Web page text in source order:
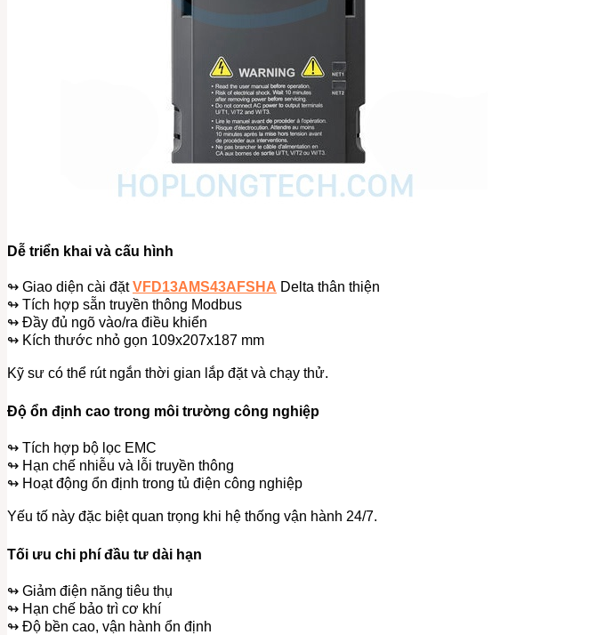
Dễ triển khai và cấu hình
↬ Giao diện cài đặtVFD13AMS43AFSHA Delta thân thiện
↬ Tích hợp sẵn truyền thông Modbus
↬ Đầy đủ ngõ vào/ra điều khiển
↬ Kích thước nhỏ gọn 109x207x187 mm
Kỹ sư có thể rút ngắn thời gian lắp đặt và chạy thử.
Độ ổn định cao trong môi trường công nghiệp
↬ Tích hợp bộ lọc EMC
↬ Hạn chế nhiễu và lỗi truyền thông
↬ Hoạt động ổn định trong tủ điện công nghiệp
Yếu tố này đặc biệt quan trọng khi hệ thống vận hành 24/7.
Tối ưu chi phí đầu tư dài hạn
↬ Giảm điện năng tiêu thụ
↬ Hạn chế bảo trì cơ khí
↬ Độ bền cao, vận hành ổn định